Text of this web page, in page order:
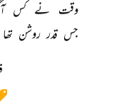
وقت نے کس
جس قدر روشن تھا